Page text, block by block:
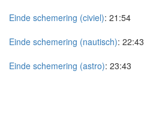
Einde schemering (civiel): 21:54
Einde schemering (nautisch): 22:43
Einde schemering (astro): 23:43